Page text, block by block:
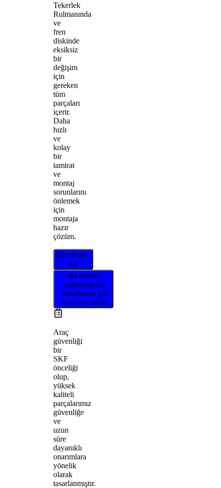
Tekerlek
Rulmanında
ve
fren
diskinde
eksiksiz
bir
değişim
için
gereken
tüm
parçaları
içerir.
Daha
hızlı
ve
kolay
bir
tamirat
ve
montaj
sorunlarını
önlemek
için
montaja
hazır
çözüm.
Distribütör
bul
Bu ürünün
uygunluğunu
onaylamak için
aracınızı seçin
Araç
güvenliği
bir
SKF
önceliği
olup,
yüksek
kaliteli
parçalarımız
güvenliğe
ve
uzun
süre
dayanıklı
onarımlara
yönelik
olarak
tasarlanmıştır.